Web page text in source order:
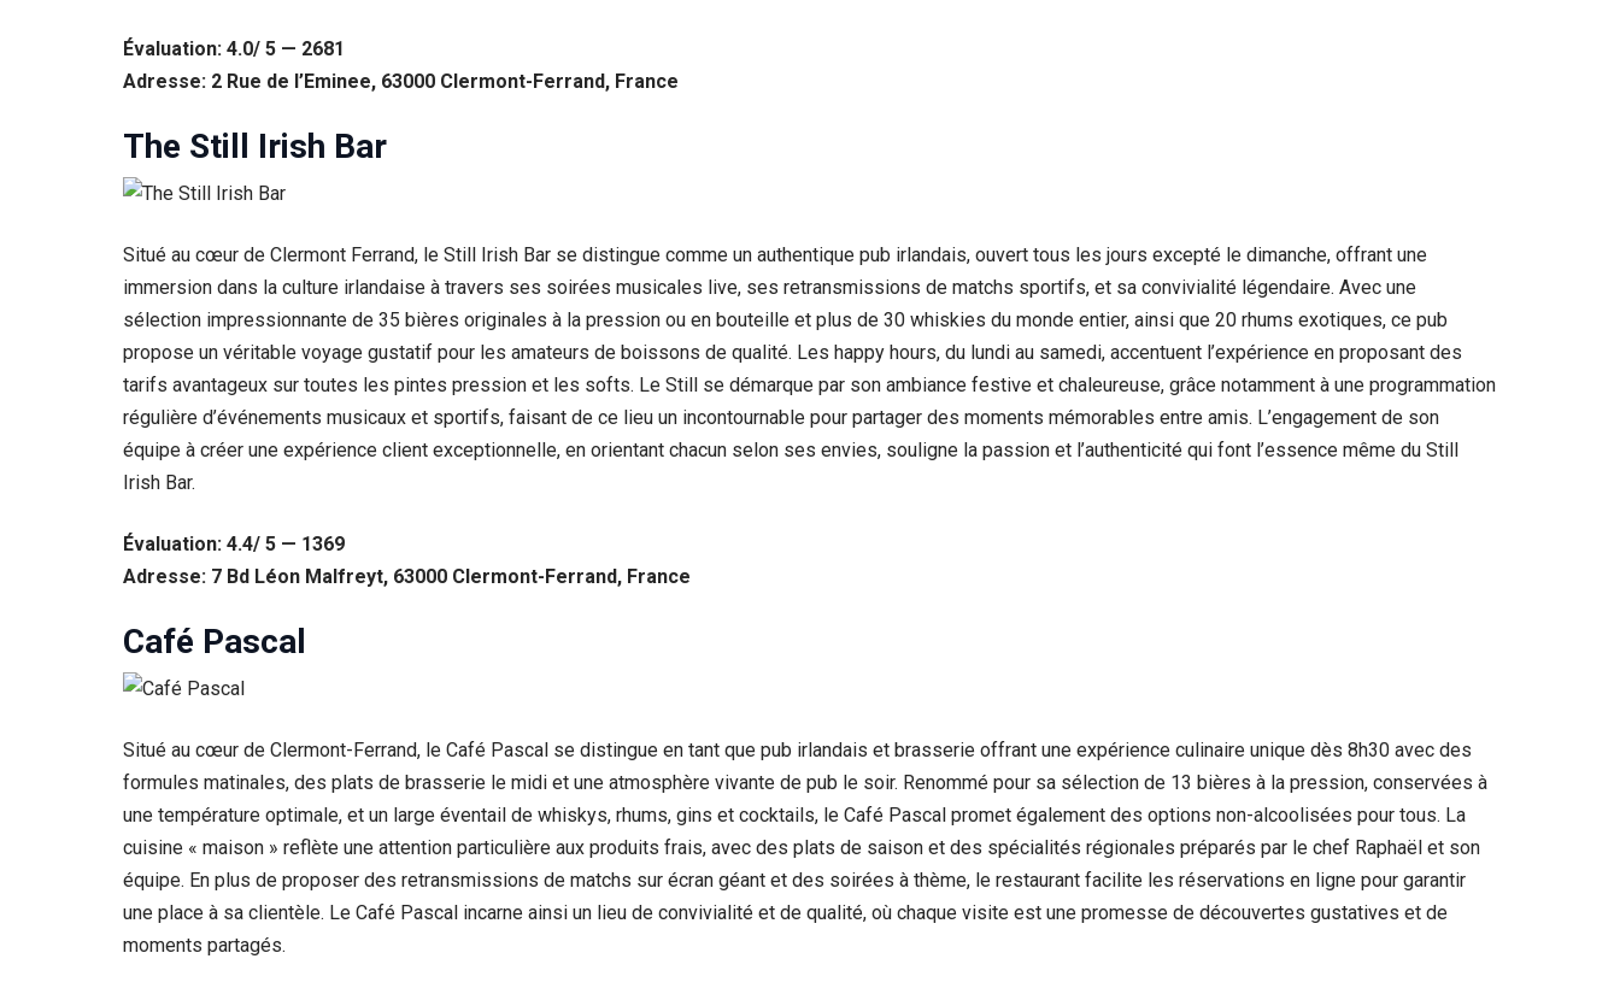
Évaluation: 4.0/ 5 — 2681
Adresse: 2 Rue de l’Eminee, 63000 Clermont-Ferrand, France
The Still Irish Bar
Situé au cœur de Clermont Ferrand, le Still Irish Bar se distingue comme un authentique pub irlandais, ouvert tous les jours excepté le dimanche, offrant une
immersion dans la culture irlandaise à travers ses soirées musicales live, ses retransmissions de matchs sportifs, et sa convivialité légendaire. Avec une
sélection impressionnante de 35 bières originales à la pression ou en bouteille et plus de 30 whiskies du monde entier, ainsi que 20 rhums exotiques, ce pub
propose un véritable voyage gustatif pour les amateurs de boissons de qualité. Les happy hours, du lundi au samedi, accentuent l’expérience en proposant des
tarifs avantageux sur toutes les pintes pression et les softs. Le Still se démarque par son ambiance festive et chaleureuse, grâce notamment à une programmation
régulière d’événements musicaux et sportifs, faisant de ce lieu un incontournable pour partager des moments mémorables entre amis. L’engagement de son
équipe à créer une expérience client exceptionnelle, en orientant chacun selon ses envies, souligne la passion et l’authenticité qui font l’essence même du Still
Irish Bar.
Évaluation: 4.4/ 5 — 1369
Adresse: 7 Bd Léon Malfreyt, 63000 Clermont-Ferrand, France
Café Pascal
Situé au cœur de Clermont-Ferrand, le Café Pascal se distingue en tant que pub irlandais et brasserie offrant une expérience culinaire unique dès 8h30 avec des
formules matinales, des plats de brasserie le midi et une atmosphère vivante de pub le soir. Renommé pour sa sélection de 13 bières à la pression, conservées à
une température optimale, et un large éventail de whiskys, rhums, gins et cocktails, le Café Pascal promet également des options non-alcoolisées pour tous. La
cuisine « maison » reflète une attention particulière aux produits frais, avec des plats de saison et des spécialités régionales préparés par le chef Raphaël et son
équipe. En plus de proposer des retransmissions de matchs sur écran géant et des soirées à thème, le restaurant facilite les réservations en ligne pour garantir
une place à sa clientèle. Le Café Pascal incarne ainsi un lieu de convivialité et de qualité, où chaque visite est une promesse de découvertes gustatives et de
moments partagés.